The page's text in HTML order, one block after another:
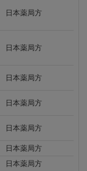
日本薬局方
日本薬局方
日本薬局方
日本薬局方
日本薬局方
日本薬局方
日本薬局方